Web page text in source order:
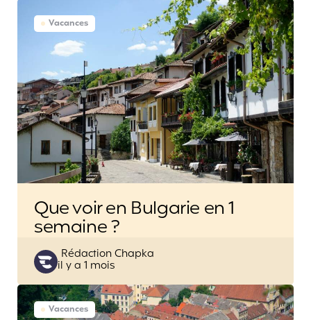
Vacances
Que voir en Bulgarie en 1
semaine ?
Posted
by
Rédaction Chapka
il y a 1 mois
Vacances